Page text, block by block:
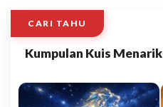
CARI TAHU
Kumpulan Kuis Menarik